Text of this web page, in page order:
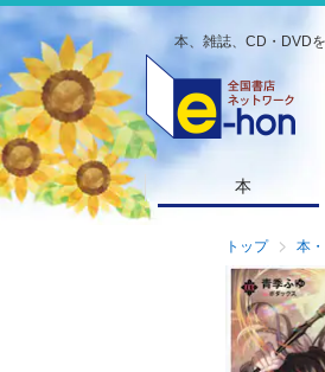
本、雑誌、CD・DVD
本
トップ 本